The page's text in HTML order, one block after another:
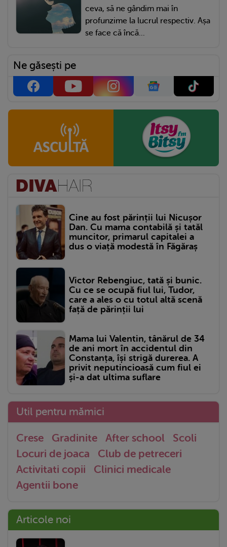
ceva, să ne gândim mai în
profunzime la lucrul respectiv. Așa
se face că încă...
Ne găsești pe
Cine au fost părinții lui Nicușor
Dan. Cu mama contabilă și tatăl
muncitor, primarul capitalei a
dus o viață modestă în Făgăraș
Victor Rebengiuc, tată și bunic.
Cu ce se ocupă fiul lui, Tudor,
care a ales o cu totul altă scenă
față de părinții lui
Mama lui Valentin, tânărul de 34
de ani mort în accidentul din
Constanța, își strigă durerea. A
privit neputincioasă cum fiul ei
și-a dat ultima suflare
Util pentru mămici
Crese Gradinite After school
Scoli
Locuri de joaca
Club de petreceri
Activitati copii
Clinici medicale
Agentii bone
Articole noi